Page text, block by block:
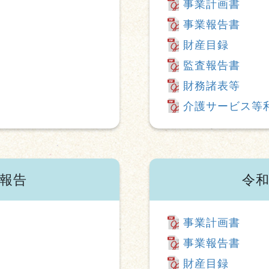
事業計画書
事業報告書
財産目録
監査報告書
財務諸表等
介護サービス等
告 令
事業計画書
事業報告書
財産目録